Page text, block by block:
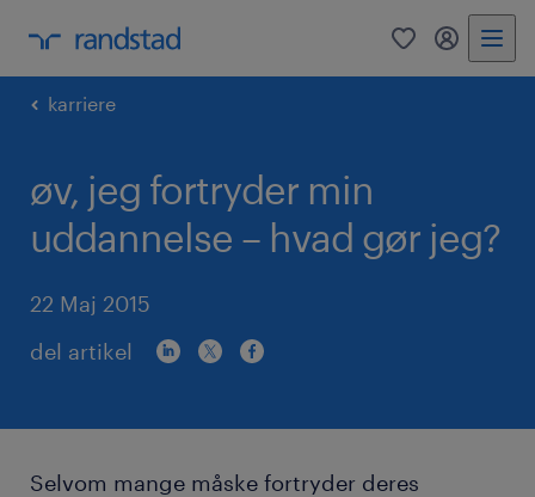
0
karriere
øv, jeg fortryder min
uddannelse – hvad gør jeg?
22 Maj 2015
del artikel
Selvom mange måske fortryder deres